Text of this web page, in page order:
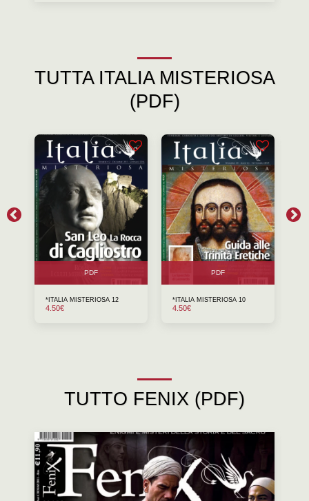
TUTTA ITALIA MISTERIOSA
(PDF)
PDF
*ITALIA MISTERIOSA 12
4.50€
PDF
*ITALIA MISTERIOSA 10
4.50€
TUTTO FENIX (PDF)